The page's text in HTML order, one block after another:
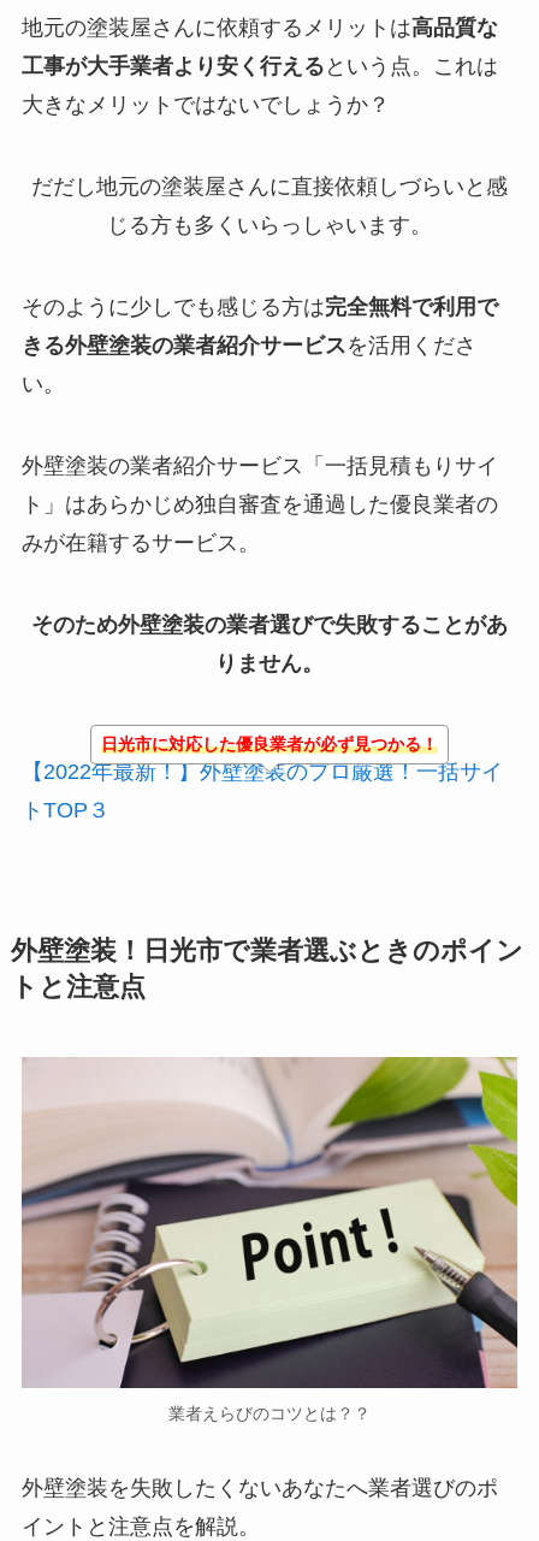
地元の塗装屋さんに依頼するメリットは高品質な
工事が大手業者より安く行える という点。これは
大きなメリットではないでしょうか？
だだし地元の塗装屋さんに直接依頼しづらいと感
じる方も多くいらっしゃいます。
そのように少しでも感じる方は完全無料で利用で
きる外壁塗装の業者紹介サービスを活用くださ
い。
外壁塗装の業者紹介サービス「一括見積もりサイ
ト」はあらかじめ独自審査を通過した優良業者の
みが在籍するサービス。
そのため外壁塗装の業者選びで失敗することがあ
りません。
日光市に対応した優良業者が必ず見つかる！
【2022年最新！】外壁塗装のプロ厳選！一括サイ
トTOP３
外壁塗装！日光市で業者選ぶときのポイン
トと注意点
業者えらびのコツとは？？
外壁塗装を失敗したくないあなたへ業者選びのポ
イントと注意点を解説。